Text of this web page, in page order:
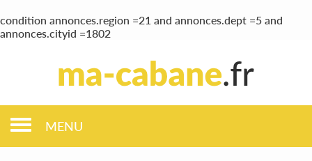
condition annonces.region =21 and annonces.dept =5 and
annonces.cityid =1802
MENU